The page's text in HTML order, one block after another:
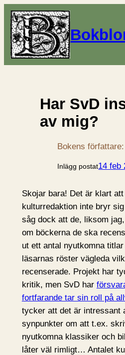
Har SvD
av mig?
Bokens
Inlägg postat14 feb
Skojar bara! Det är klart
kulturredaktion inte bryr
såg dock att de, liksom jag,
om böckerna de ska
ut ett antal nyutkomna
läsarnas röster vägleda
recenserade. Projekt har
kritik, men SvD har
fortfarande tar sin roll på
tycker att det är intressant
synpunkter om att t.ex.
nyutkomna klassiker och
låter väl rimligt… Antalet